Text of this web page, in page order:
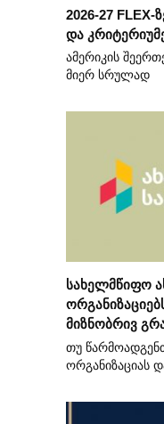
2026-27 FLEX-
და
ამერიკის
მიერ სრულად
სახელმწიფო
მიზნობრივ
თუ
ორგანიზაციას